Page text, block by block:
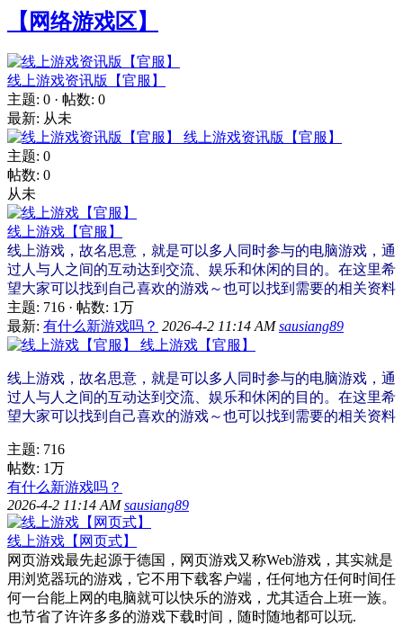
【网络游戏区】
线上游戏资讯版【官服】
主题: 0 · 帖数: 0
最新: 从未
线上游戏资讯版【官服】
主题: 0
帖数: 0
从未
线上游戏【官服】
线上游戏，故名思意，就是可以多人同时参与的电脑游戏，通
过人与人之间的互动达到交流、娱乐和休闲的目的。在这里希
望大家可以找到自己喜欢的游戏～也可以找到需要的相关资料
主题: 716 · 帖数: 1万
最新: 有什么新游戏吗？ 2026-4-2 11:14 AMsausiang89
线上游戏【官服】
线上游戏，故名思意，就是可以多人同时参与的电脑游戏，通
过人与人之间的互动达到交流、娱乐和休闲的目的。在这里希
望大家可以找到自己喜欢的游戏～也可以找到需要的相关资料
主题: 716
帖数: 1万
有什么新游戏吗？
2026-4-2 11:14 AMsausiang89
线上游戏【网页式】
网页游戏最先起源于德国，网页游戏又称Web游戏，其实就是
用浏览器玩的游戏，它不用下载客户端，任何地方任何时间任
何一台能上网的电脑就可以快乐的游戏，尤其适合上班一族。
也节省了许许多多的游戏下载时间，随时随地都可以玩.